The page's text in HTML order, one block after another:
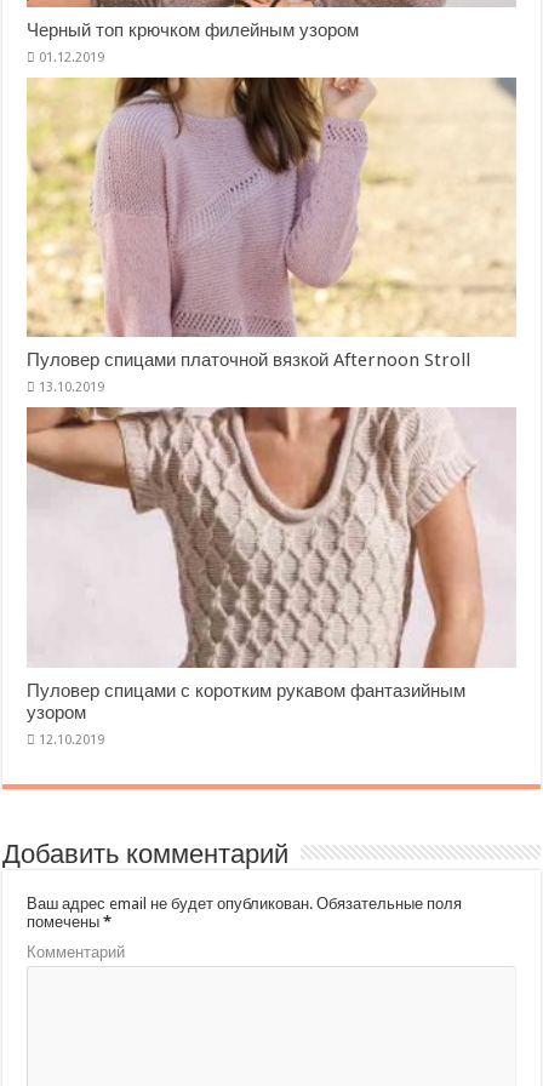
Черный топ крючком филейным узором
Пуловер спицами платочной вязкой Afternoon Stroll
Пуловер спицами с коротким рукавом фантазийным
узором
Добавить комментарий
Ваш адрес email не будет опубликован. Обязательные поля
помечены*
Комментарий